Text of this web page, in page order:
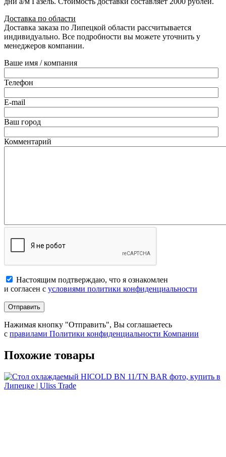
Доставка по области
Доставка заказа по Липецкой области рассчитывается
индивидуально. Все подробности вы можете уточнить у
менеджеров компании.
Ваше имя / компания
Телефон
E-mail
Ваш город
Комментарий
Настоящим подтверждаю, что я ознакомлен
и согласен с условиями политики конфиденциальности
Отправить
Нажимая кнопку "Отправить", Вы соглашаетесь
с правилами Политики конфиденциальности Компании
Похожие товары